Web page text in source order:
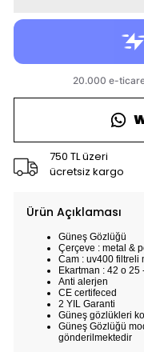
750 TL üzeri
ücretsiz kargo
Ürün Açıklaması
Güneş Gözlüğü
Çerçeve : metal &
Cam : uv400 filtreli
Ekartman : 42 o 25
Anti alerjen
CE certifeced
2 YIL Garanti
Güneş gözlükleri
Güneş Gözlüğü
gönderilmektedir